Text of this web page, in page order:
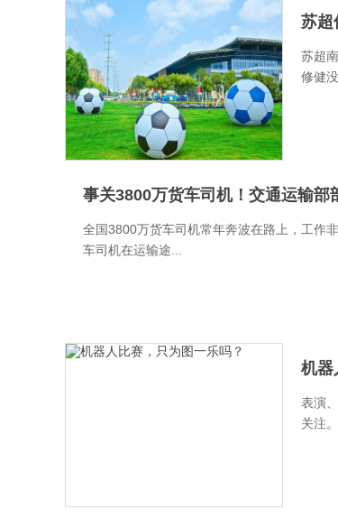
苏超
苏超
修健
事关3800万货车司机！交通运输部
全国3800万货车司机常年奔波在路上，工作
车司机在运输途...
机器
表演
关注